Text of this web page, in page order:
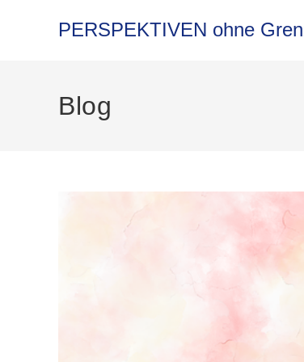
PERSPEKTIVEN ohne
Blog